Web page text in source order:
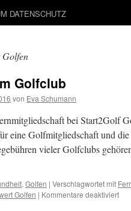
DATENSCHUTZ
Golfen
Golfclub
von Eva Schumann
bei Start2Golf
eine Golfmitgliedschaft und
vieler Golfclubs
, Golfen | Verschlagwortet mit
Golfen | Kommentare deaktiviert